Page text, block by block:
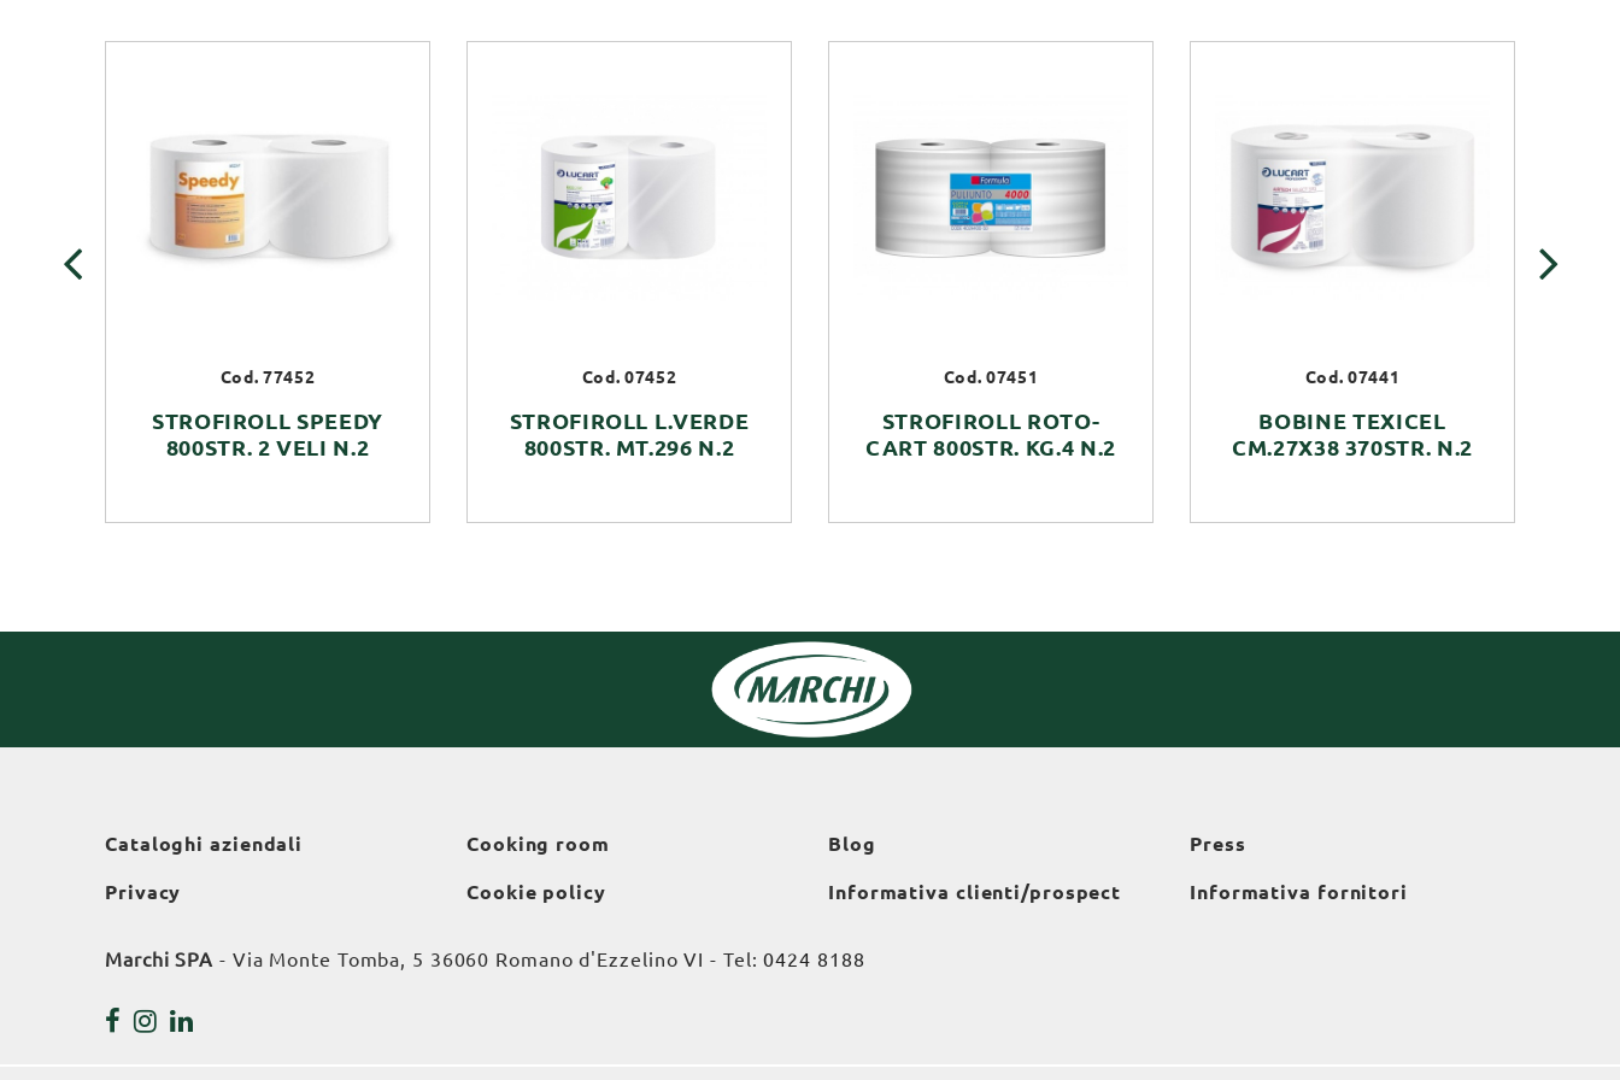
Cod. 77452
STROFIROLL SPEEDY
800STR. 2 VELI N.2
Cod. 07452
STROFIROLL L.VERDE
800STR. MT.296 N.2
Cod. 07451
STROFIROLL ROTO-
CART 800STR. KG.4 N.2
Cod. 07441
BOBINE TEXICEL
CM.27X38 370STR. N.2
Cataloghi aziendali
Privacy
Cooking room
Cookie policy
Blog
Informativa clienti/prospect
Press
Informativa fornitori
Marchi SPA - Via Monte Tomba, 5 36060 Romano d'Ezzelino VI - Tel:0424 8188